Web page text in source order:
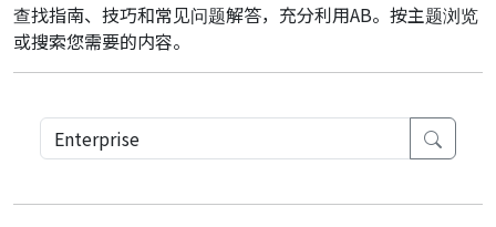
查找指南、技巧和常见问题解答，充分利用AB。按主题浏览
或搜索您需要的内容。